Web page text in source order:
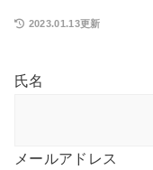
2023.01.13更新
氏名
メールアドレス